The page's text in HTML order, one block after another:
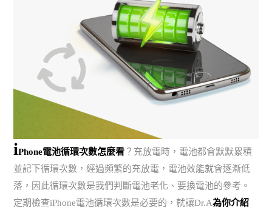
iPhone電池循環次數怎麼看 ？充放電時，電池都會默默累積
並記下循環次數，經過頻繁的充放電，電池效能就會逐漸低
落，因此循環次數是我們判斷電池老化、要換電池的參考。
定期檢查iPhone電池循環次數是必要的，就讓Dr.A為你介紹